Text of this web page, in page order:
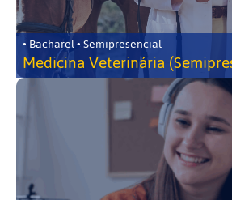
• Bacharel • Semipresencial
Medicina Veterinária